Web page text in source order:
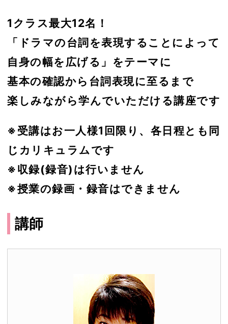
1クラス最大12名！
「ドラマの台詞を表現することによって
自身の幅を広げる」をテーマに
基本の確認から台詞表現に至るまで
楽しみながら学んでいただける講座です
※受講はお一人様1回限り、各日程とも同
じカリキュラムです
※収録(録音)は行いません
※授業の録画・録音はできません
講師